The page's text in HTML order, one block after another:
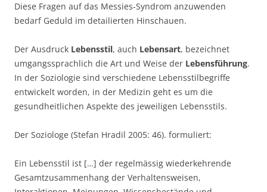
Diese Fragen auf das Messies-Syndrom anzuwenden
bedarf Geduld im detailierten Hinschauen.
Der Ausdruck Lebensstil, auch Lebensart, bezeichnet
umgangssprachlich die Art und Weise der Lebensführung.
In der Soziologie sind verschiedene Lebensstilbegriffe
entwickelt worden, in der Medizin geht es um die
gesundheitlichen Aspekte des jeweiligen Lebensstils.
Der Soziologe (Stefan Hradil 2005: 46). formuliert:
Ein Lebensstil ist […] der regelmässig wiederkehrende
Gesamtzusammenhang der Verhaltensweisen,